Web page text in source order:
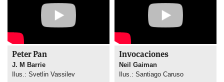
Peter Pan
J. M Barrie
Ilus.: Svetlin Vassilev
Invocaciones
Neil Gaiman
Ilus.: Santiago Caruso